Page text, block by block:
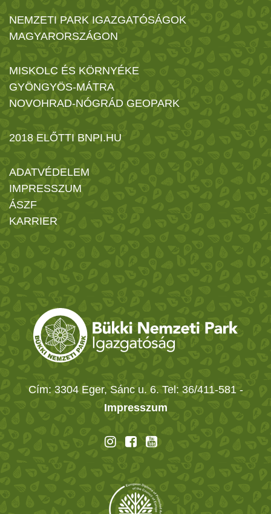
NEMZETI PARK IGAZGATÓSÁGOK
MAGYARORSZÁGON
MISKOLC ÉS KÖRNYÉKE
GYÖNGYÖS-MÁTRA
NOVOHRAD-NÓGRÁD GEOPARK
2018 ELŐTTI BNPI.HU
ADATVÉDELEM
IMPRESSZUM
ÁSZF
KARRIER
Cím: 3304 Eger, Sánc u. 6. Tel: 36/411-581 -
Impresszum